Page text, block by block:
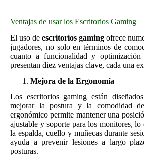
Ventajas de usar los Escritorios Gaming
El uso de escritorios gaming ofrece
jugadores, no solo en términos de
cuanto a funcionalidad y
presentan diez ventajas clave, cada una
Mejora de la Ergonomía
Los escritorios gaming están
mejorar la postura y la comodidad
ergonómico permite mantener una
ajustable y soporte para los monitores, lo
la espalda, cuello y muñecas durante
ayuda a prevenir lesiones a largo
posturas.